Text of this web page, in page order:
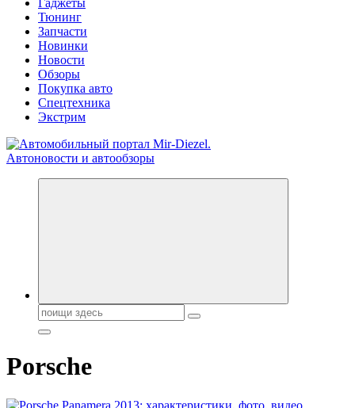
Гаджеты
Тюнинг
Запчасти
Новинки
Новости
Обзоры
Покупка авто
Спецтехника
Экстрим
Справочник автомобилиста. Обзор новинок популярных
Поиск:
Porsche